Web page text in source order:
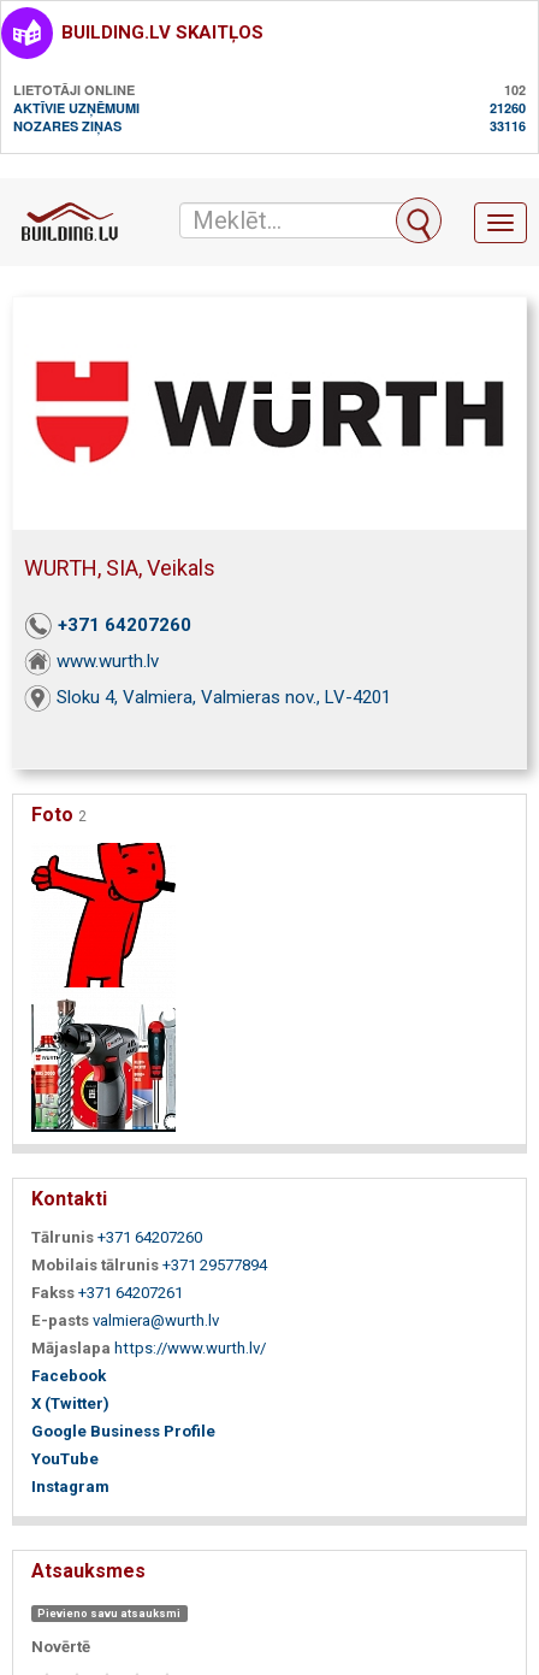
BUILDING.LV SKAITĻOS
LIETOTĀJI ONLINE
102
AKTĪVIE UZŅĒMUMI
21260
NOZARES ZIŅAS
33116
WURTH, SIA, Veikals
+371 64207260
www.wurth.lv
Sloku 4, Valmiera, Valmieras nov., LV-4201
Foto 2
Kontakti
Tālrunis +371 64207260
Mobilais tālrunis +371 29577894
Fakss +371 64207261
E-pasts valmiera@wurth.lv
Mājaslapa https://www.wurth.lv/
Facebook
X (Twitter)
Google Business Profile
YouTube
Instagram
Atsauksmes
Pievieno savu atsauksmi
Novērtē